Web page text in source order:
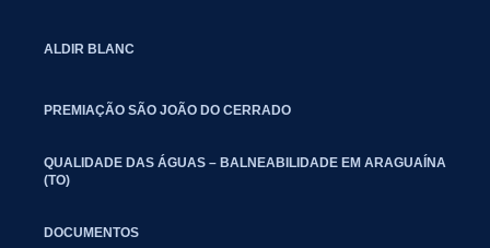
ALDIR BLANC
PREMIAÇÃO SÃO JOÃO DO CERRADO
QUALIDADE DAS ÁGUAS – BALNEABILIDADE EM ARAGUAÍNA
(TO)
DOCUMENTOS